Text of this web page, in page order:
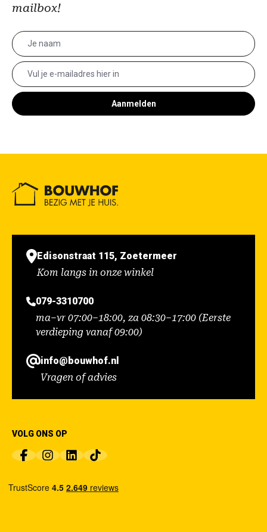
mailbox!
Aanmelden
Edisonstraat 115, Zoetermeer
Kom langs in onze winkel
079-3310700
ma–vr 07:00–18:00, za 08:30–17:00 (Eerste
verdieping vanaf 09:00)
info@bouwhof.nl
Vragen of advies
VOLG ONS OP